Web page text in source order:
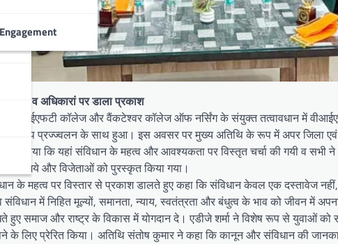
व अधिकारां पर डाला प्रकाश
के वीआईएफटी कॉलेज और वैंकटेश्वर कॉलेज ऑफ नर्सिंग के संयुक्त तत्वावधान में
दीप प्रज्ज्वलन के साथ हुआ। इस अवसर पर मुख्य अतिथि के रूप में अपर जिला एवं
कि यहां संविधान के महत्व और आवश्यकता पर विस्तृत चर्चा की गयी व सभी ने
पूछे गये और विजेताओं को पुरस्कृत किया गया।
के महत्व पर विस्तार से प्रकाश डालते हुए कहा कि संविधान केवल एक दस्तावेज
में निहित मूल्यों, समानता, न्याय, स्वतंत्रता और बंधुत्व के भाव को जीवन में
हुए समाज और राष्ट्र के विकास में योगदान दे। एडीजे शर्मा ने विशेष रूप से युवाओं
के लिए प्रेरित किया। अतिथि संतोष कुमार ने कहा कि कानून और संविधान की